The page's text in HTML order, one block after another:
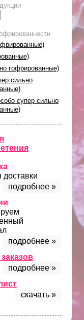
гофрированные)
сильно
супер сильно
доставки
подробнее »
подробнее »
подробнее »
скачать »